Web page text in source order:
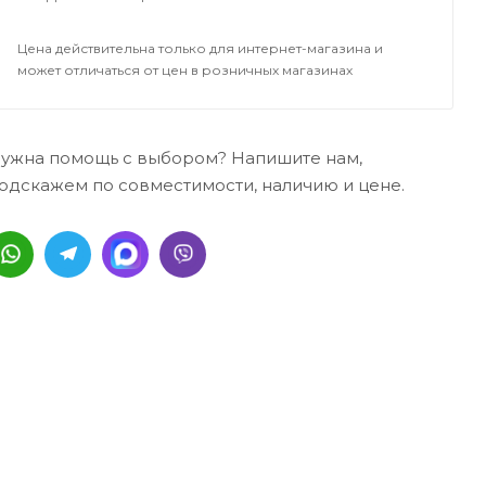
Цена действительна только для интернет-магазина и
может отличаться от цен в розничных магазинах
помощь с выбором? Напишите нам,
по совместимости, наличию и цене.